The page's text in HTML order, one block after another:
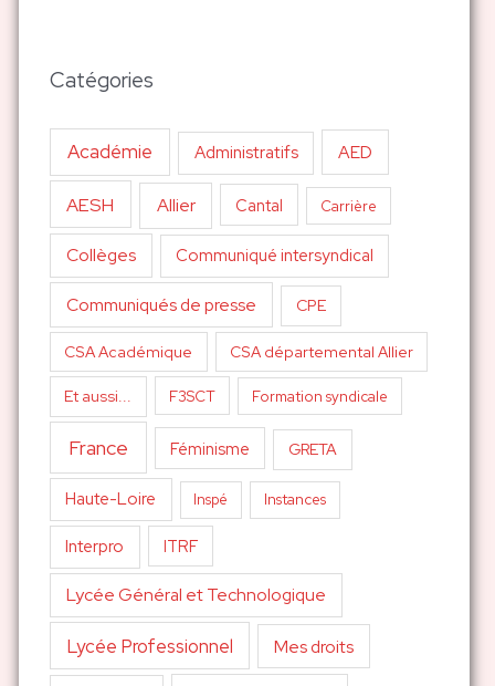
Catégories
Académie Administratifs AED
AESH Allier Cantal Carrière
Collèges Communiqué intersyndical
Communiqués de presse CPE
CSA Académique CSA départemental Allier
Et aussi... F3SCT Formation syndicale
France Féminisme GRETA
Haute-Loire Inspé Instances
Interpro ITRF
Lycée Général et Technologique
Lycée Professionnel Mes droits